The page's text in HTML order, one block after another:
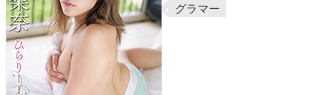
グラマー